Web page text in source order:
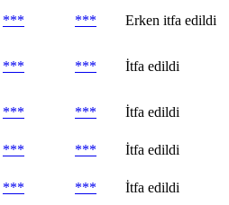
*** ***
Erken itfa edildi
*** *** İtfa edildi
*** ***
İtfa edildi
*** ***
İtfa edildi
*** ***
İtfa edildi